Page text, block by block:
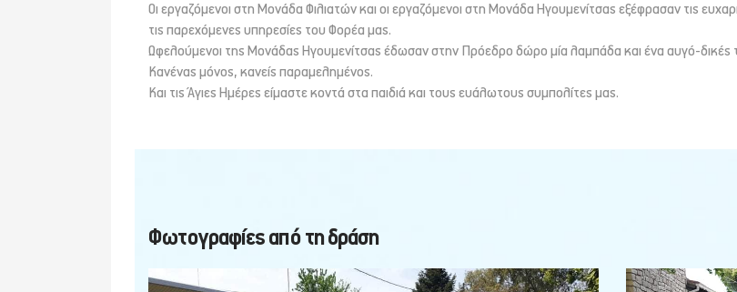
Οι εργαζόμενοι στη Μονάδα Φιλιατών και οι εργαζόμενοι στη Μονάδα Ηγουμενίτσας εξέφρασαν τις
τις παρεχόμενες υπηρεσίες του Φορέα μας.
Ωφελούμενοι της Μονάδας Ηγουμενίτσας έδωσαν στην Πρόεδρο δώρο μία λαμπάδα και ένα αυγό-
Κανένας μόνος, κανείς παραμελημένος.
Και τις Άγιες Ημέρες είμαστε κοντά στα παιδιά και τους ευάλωτους συμπολίτες μας.
Φωτογραφίες από τη δράση